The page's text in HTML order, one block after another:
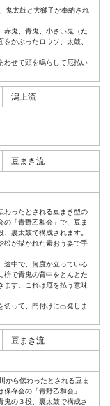
鬼太鼓と大獅子が奉納され
赤鬼、青鬼、小さい鬼（た
かぶったロウソ、太鼓、
わせて頭を鳴らして厄払い
潟上流
豆まき流
わったとされる豆まき型の
の「青野乙和会」で、豆ま
裏太鼓で構成されます。
松が描かれた素おう姿で手
途中で、何度か立っている
枡で青鬼の背中をとんとた
ます。これは厄を払う意味
切って、門付けに出発しま
豆まき流
から伝わったとされる豆ま
存会の「青野乙和会」
鬼の３役、裏太鼓で構成さ